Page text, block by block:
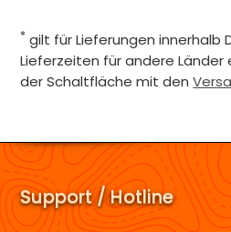
* gilt für Lieferungen innerhalb
Lieferzeiten für andere
der Schaltfläche mit den
Support / Hotline